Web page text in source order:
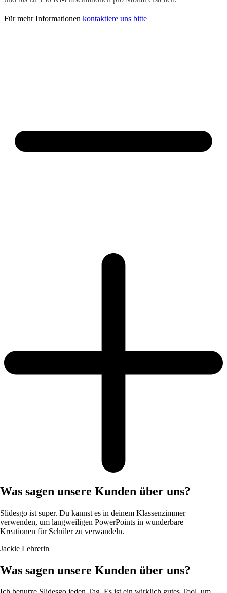
Für mehr Informationen kontaktiere uns bitte
Was sagen unsere Kunden über uns?
Slidesgo ist super. Du kannst es in deinem Klassenzimmer
verwenden, um langweiligen PowerPoints in wunderbare
Kreationen für Schüler zu verwandeln.
Jackie Lehrerin
Was sagen unsere Kunden über uns?